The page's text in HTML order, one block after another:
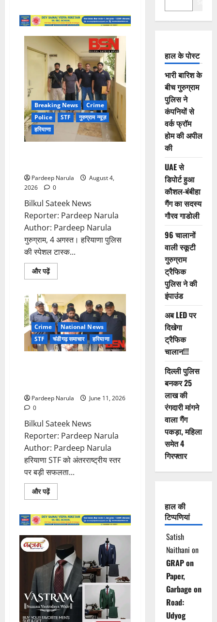
Breaking News
Crime
Police
STF
गुरुग्राम न्यूज़
हरियाणा
Pardeep Narula
August 4,
2026
0
Bilkul Sateek News
Reporter: Pardeep Narula
Author: Pardeep Narula
गुरुग्राम, 4 अगस्त। हरियाणा पुलिस
की स्पेशल टास्क...
और पढ़ेंRead
more
डिपोर्ट
हुआ
कौशल-
बंबीहा
गैंग
का
सदस्य
गौरव
Crime
National News
STF
चंडीगढ़ समाचार हरियाणा
Pardeep Narula
June 11, 2026
0
Bilkul Sateek News
Reporter: Pardeep Narula
Author: Pardeep Narula
हरियाणा STF को अंतरराष्ट्रीय स्तर
पर बड़ी सफलता...
और पढ़ेंRead
more
से
भारत
गैंगस्टर
वेंकट
गर्ग,
हरियाणा
STF
की
बड़ी
कामयाबी
हाल के पोस्ट
भारी बारिश के
बीच गुरुग्राम
पुलिस ने
कंपनियों से
वर्क फ्रॉम
होम की अपील
की
UAE से
डिपोर्ट हुआ
कौशल-बंबीहा
गैंग का सदस्य
गौरव गाडोली
96 चालानों
वाली स्कूटी
गुरुग्राम
ट्रैफिक
पुलिस ने की
इंपाउंड
अब LED पर
दिखेगा
ट्रैफिक
चालान!!!
दिल्ली पुलिस
बनकर 25
लाख की
रंगदारी मांगने
वाला गैंग
पकड़ा, महिला
समेत 4
गिरफ्तार
हाल की
टिप्पणियां
Satish
Naithani on
GRAP on
Paper,
Garbage on
Road:
Udyog